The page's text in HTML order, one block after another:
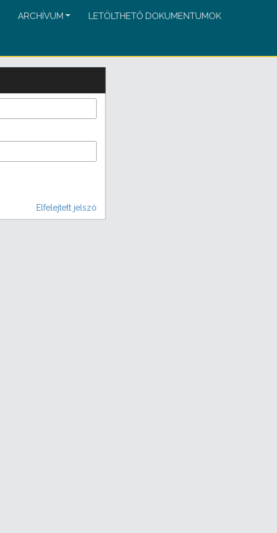
ARCHÍVUM LETÖLTHETŐ DOKUMENTUMOK
Elfelejtett jelszó